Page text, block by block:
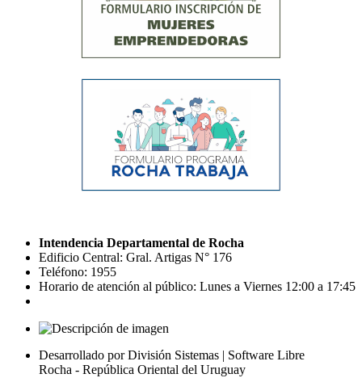
Intendencia Departamental de Rocha
Edificio Central: Gral. Artigas N° 176
Teléfono: 1955
Horario de atención al público: Lunes a Viernes 12:00 a 17:45
Desarrollado por División Sistemas | Software Libre
Rocha - República Oriental del Uruguay